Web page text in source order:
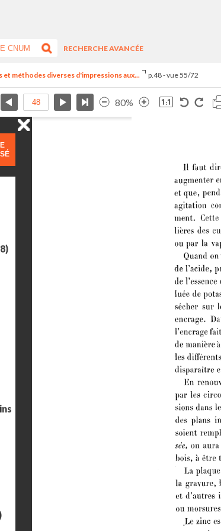
RECHERCHE AVANCÉE
méthodes diverses d'impressions aux... p.48 - vue 55/72
80%